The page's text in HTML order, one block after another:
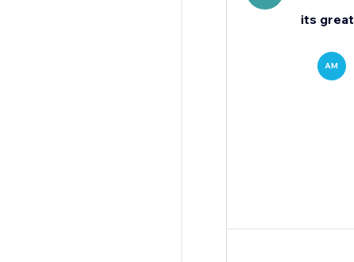
its great
AM